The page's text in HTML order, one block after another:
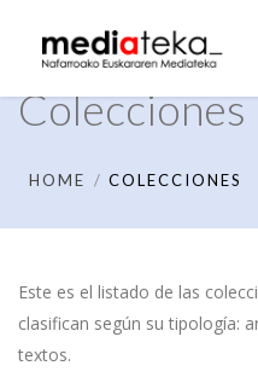
Colecciones
HOME COLECCIONES
Este es el listado de las
clasifican según su tipología:
textos.